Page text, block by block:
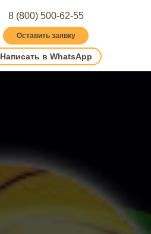
Оставить заявку
8 (800) 500-62-55
Написать в WhatsApp